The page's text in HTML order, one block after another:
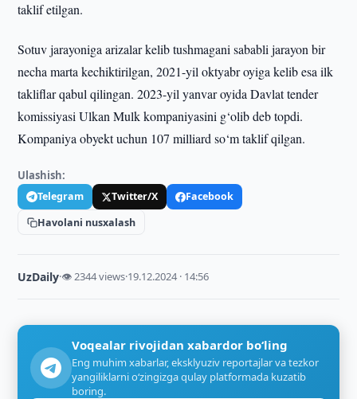
taklif etilgan.
Sotuv jarayoniga arizalar kelib tushmagani sababli jarayon bir
necha marta kechiktirilgan, 2021-yil oktyabr oyiga kelib esa ilk
takliflar qabul qilingan. 2023-yil yanvar oyida Davlat tender
komissiyasi Ulkan Mulk kompaniyasini g‘olib deb topdi.
Kompaniya obyekt uchun 107 milliard so‘m taklif qilgan.
Ulashish:
Telegram Twitter/X
Facebook
Havolani nusxalash
UzDaily·👁 2344 views·19.12.2024 · 14:56
Voqealar rivojidan xabardor bo‘ling
Eng muhim xabarlar, eksklyuziv reportajlar va tezkor
yangiliklarni o‘zingizga qulay platformada kuzatib
boring.